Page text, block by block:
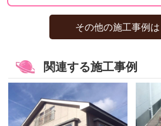
その他の施工事例
関連する施工事例